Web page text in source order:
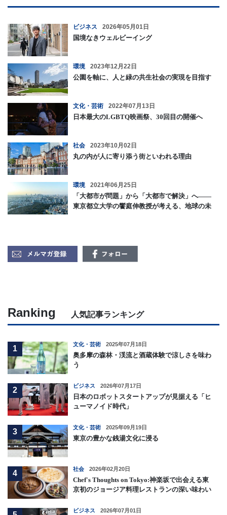
ビジネス 2026年05月01日
国境なきウェルビーイング
環境 2023年12月22日
公園を軸に、人と緑の共生社会の実現を目指す
文化・芸術 2022年07月13日
日本最大のLGBTQ映画祭、30回目の開催へ
社会 2023年10月02日
丸の内が人に寄り添う街といわれる理由
環境 2021年06月25日
「大都市が問題」から「大都市で解決」へ――
東京都立大学の饗庭伸教授が考える、地球の未
Ranking 人気記事ランキング
1
文化・芸術 2025年07月18日
奥多摩の森林・渓流と酒蔵体験で涼しさを味わ
う
2
ビジネス 2026年07月17日
日本のロボットスタートアップが見据える「ヒ
ューマノイド時代」
3
文化・芸術 2025年09月19日
東京の豊かな銭湯文化に浸る
4
社会 2026年02月20日
Chef's Thoughts on Tokyo:神楽坂で出会える東
京初のジョージア料理レストランの深い味わい
ビジネス 2026年07月01日